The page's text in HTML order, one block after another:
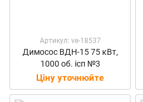
Артикул: ve-18537
Димосос ВДН-15 75 кВт,
1000 об. ісп №3
Ціну уточнюйте